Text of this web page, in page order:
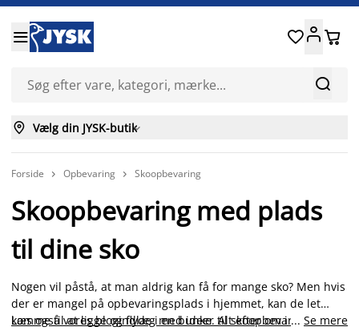


 
 Vælg din JYSK-butik
Forside  Opbevaring  Skoopbevaring
Skoopbevaring med plads
til dine sko
Nogen vil påstå, at man aldrig kan få for mange sko? Men hvis
der er mangel på opbevaringsplads i hjemmet, kan de let
komme til at ligge og flyde i en bunke. Alt efter om i er en
Læs også vores blogindlæg med ideer til skoopbevaring.
... Se mere